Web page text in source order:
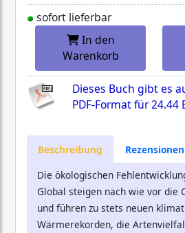
sofort lieferbar
In den
Warenkorb
Dieses Buch gibt es
PDF-Format für24.44
Beschreibung Rezensionen
Die ökologischen
Global steigen nach wie vor die
und führen zu stets neuen
Wärmerekorden, die